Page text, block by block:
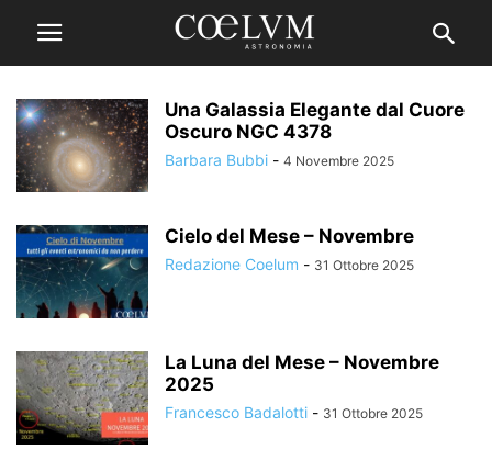
Una Galassia Elegante dal Cuore
Oscuro NGC 4378
Barbara Bubbi - 4 Novembre 2025
Cielo del Mese – Novembre
Redazione Coelum - 31 Ottobre 2025
La Luna del Mese – Novembre
2025
Francesco Badalotti - 31 Ottobre 2025